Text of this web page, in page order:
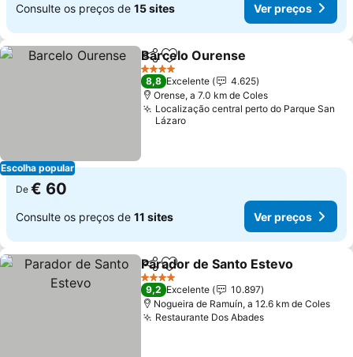
Consulte os preços de 15 sites Ver preços
Escolha popular
PartilharAdicionar aos favoritos
Barcelo Ourense
4 Estrelas
8,8 Excelente
4.625
Orense, a 7.0 km de Coles
Localização central perto do Parque San
Lázaro
De € 60
Consulte os preços de 11 sites Ver preços
PartilharAdicionar aos favoritos
Parador de Santo Estevo
4 Estrelas
9,2 Excelente
10.897
Nogueira de Ramuín, a 12.6 km de Coles
Restaurante Dos Abades